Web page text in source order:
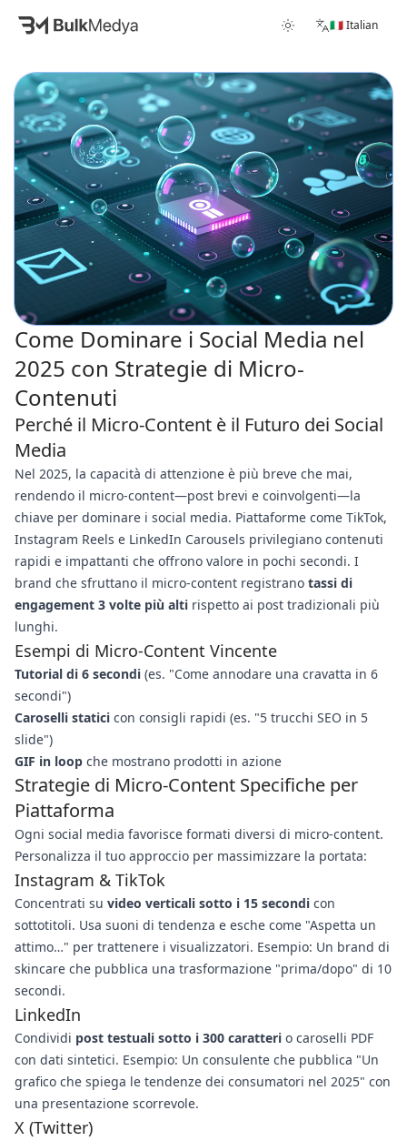
🇮🇹 Italian
Come Dominare i Social Media nel
2025 con Strategie di Micro-
Contenuti
Perché il Micro-Content è il Futuro dei Social
Media
Nel 2025, la capacità di attenzione è più breve che mai,
rendendo il micro-content—post brevi e coinvolgenti—la
chiave per dominare i social media. Piattaforme come TikTok,
Instagram Reels e LinkedIn Carousels privilegiano contenuti
rapidi e impattanti che offrono valore in pochi secondi. I
brand che sfruttano il micro-content registrano tassi di
engagement 3 volte più alti rispetto ai post tradizionali più
lunghi.
Esempi di Micro-Content Vincente
Tutorial di 6 secondi (es. "Come annodare una cravatta in 6
secondi")
Caroselli statici con consigli rapidi (es. "5 trucchi SEO in 5
slide")
GIF in loop che mostrano prodotti in azione
Strategie di Micro-Content Specifiche per
Piattaforma
Ogni social media favorisce formati diversi di micro-content.
Personalizza il tuo approccio per massimizzare la portata:
Instagram & TikTok
Concentrati su video verticali sotto i 15 secondi con
sottotitoli. Usa suoni di tendenza e esche come "Aspetta un
attimo…" per trattenere i visualizzatori. Esempio: Un brand di
skincare che pubblica una trasformazione "prima/dopo" di 10
secondi.
LinkedIn
Condividi post testuali sotto i 300 caratteri o caroselli PDF
con dati sintetici. Esempio: Un consulente che pubblica "Un
grafico che spiega le tendenze dei consumatori nel 2025" con
una presentazione scorrevole.
X (Twitter)